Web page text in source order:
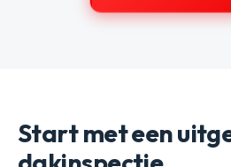
Start met een